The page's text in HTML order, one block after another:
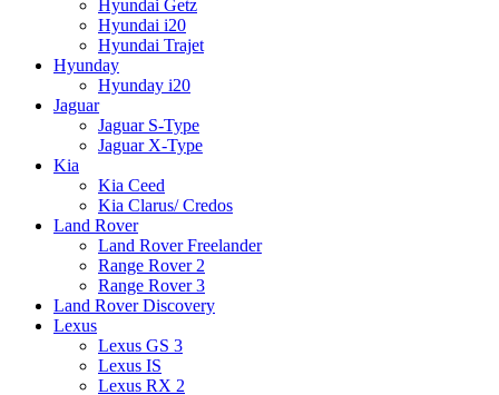
Hyundai Getz
Hyundai i20
Hyundai Trajet
Hyunday
Hyunday i20
Jaguar
Jaguar S-Type
Jaguar X-Type
Kia
Kia Ceed
Kia Clarus/ Credos
Land Rover
Land Rover Freelander
Range Rover 2
Range Rover 3
Land Rover Discovery
Lexus
Lexus GS 3
Lexus IS
Lexus RX 2